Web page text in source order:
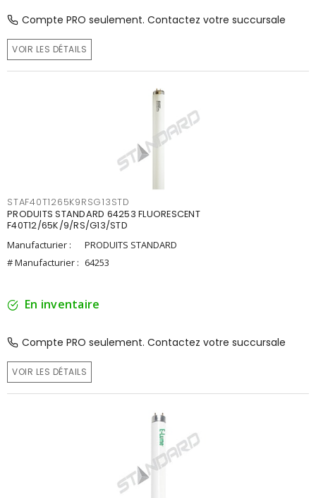
Compte PRO seulement. Contactez votre succursale
VOIR LES DÉTAILS
STAF40T1265K9RSG13STD
PRODUITS STANDARD 64253 FLUORESCENT
F40T12/65K/9/RS/G13/STD
Manufacturier :
PRODUITS STANDARD
# Manufacturier : 64253
En inventaire
Compte PRO seulement. Contactez votre succursale
VOIR LES DÉTAILS